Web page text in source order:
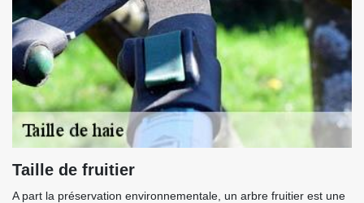
Taille de fruitier
A part la préservation environnementale, un arbre fruitier est une